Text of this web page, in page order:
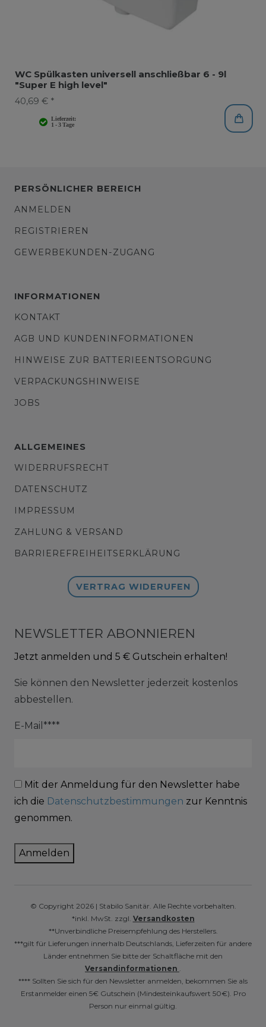
WC Spülkasten universell anschließbar 6 - 9l
"Super E high level"
40,69 € *
PERSÖNLICHER BEREICH
ANMELDEN
REGISTRIEREN
GEWERBEKUNDEN-ZUGANG
INFORMATIONEN
KONTAKT
AGB UND KUNDENINFORMATIONEN
HINWEISE ZUR BATTERIEENTSORGUNG
VERPACKUNGSHINWEISE
JOBS
ALLGEMEINES
WIDERRUFSRECHT
DATENSCHUTZ
IMPRESSUM
ZAHLUNG & VERSAND
BARRIEREFREIHEITSERKLÄRUNG
VERTRAG WIDERUFEN
NEWSLETTER ABONNIEREN
Jetzt anmelden und 5 € Gutschein erhalten!
Sie können den Newsletter jederzeit kostenlos
abbestellen.
E-Mail****
Mit der Anmeldung für den Newsletter habe
ich die Datenschutzbestimmungen zur Kenntnis
genommen.
Anmelden
© Copyright 2026 | Stabilo Sanitär. Alle Rechte vorbehalten.
*inkl. MwSt. zzgl. Versandkosten
**Unverbindliche Preisempfehlung des Herstellers.
***gilt für Lieferungen innerhalb Deutschlands, Lieferzeiten für andere
Länder entnehmen Sie bitte der Schaltfläche mit den
Versandinformationen .
**** Sollten Sie sich für den Newsletter anmelden, bekommen Sie als
Erstanmelder einen 5€ Gutschein (Mindesteinkaufswert 50€). Pro
Person nur einmal gültig.